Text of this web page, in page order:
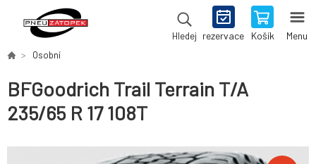
Hledej rezervace Košík Menu
Osobní
BFGoodrich Trail Terrain T/A
235/65 R 17 108T